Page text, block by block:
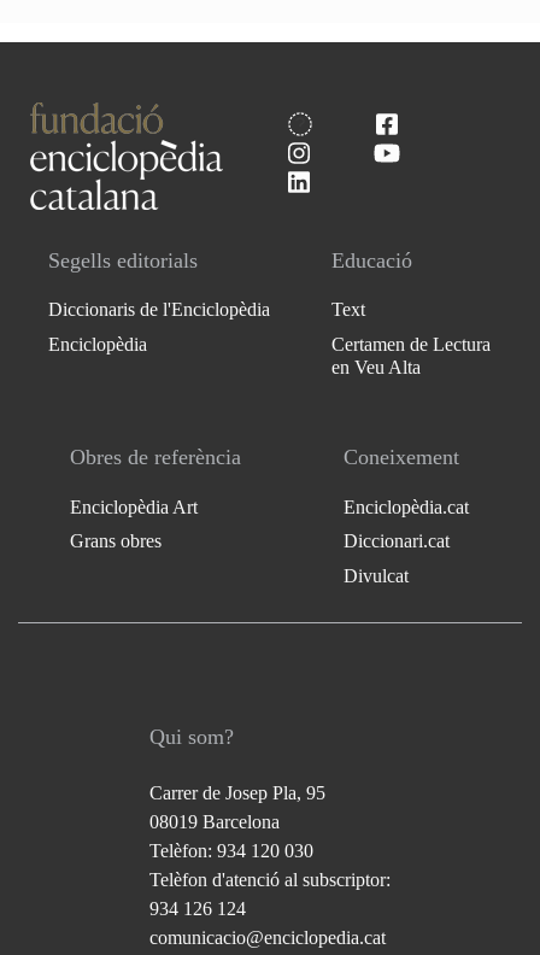
Segells editorials
Diccionaris de l'Enciclopèdia
Enciclopèdia
Educació
Text
Certamen de Lectura
en Veu Alta
Obres de referència
Enciclopèdia Art
Grans obres
Coneixement
Enciclopèdia.cat
Diccionari.cat
Divulcat
Qui som?
Carrer de Josep Pla, 95
08019 Barcelona
Telèfon: 934 120 030
Telèfon d'atenció al subscriptor:
934 126 124
comunicacio@enciclopedia.cat